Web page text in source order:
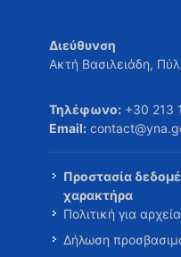
Διεύθυνση
Ακτή Βασιλειάδη,
Τηλέφωνο: +30 213
Email:
Προστασία
χαρακτήρα
Πολιτική για
Δήλωση